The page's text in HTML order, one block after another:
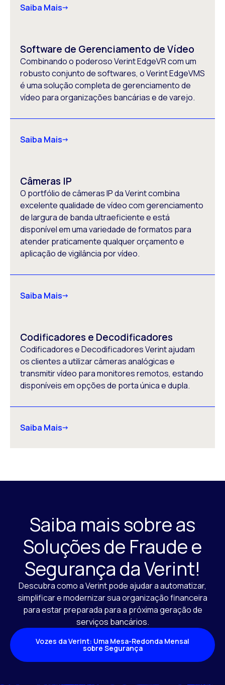
Saiba Mais
Software de Gerenciamento de Vídeo
Combinando o poderoso Verint EdgeVR com um
robusto conjunto de softwares, o Verint EdgeVMS
é uma solução completa de gerenciamento de
vídeo para organizações bancárias e de varejo.
Saiba Mais
Câmeras IP
O portfólio de câmeras IP da Verint combina
excelente qualidade de vídeo com gerenciamento
de largura de banda ultraeficiente e está
disponível em uma variedade de formatos para
atender praticamente qualquer orçamento e
aplicação de vigilância por vídeo.
Saiba Mais
Codificadores e Decodificadores
Codificadores e Decodificadores Verint ajudam
os clientes a utilizar câmeras analógicas e
transmitir vídeo para monitores remotos, estando
disponíveis em opções de porta única e dupla.
Saiba Mais
Saiba mais sobre as
Soluções de Fraude e
Segurança da Verint!
Descubra como a Verint pode ajudar a automatizar,
simplificar e modernizar sua organização financeira
para estar preparada para a próxima geração de
serviços bancários.
Vozes da Verint: Uma Mesa-Redonda Mensal
sobre Segurança